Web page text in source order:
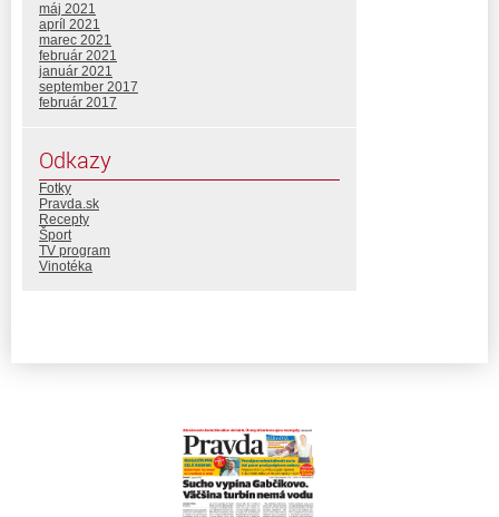
máj 2021
apríl 2021
marec 2021
február 2021
január 2021
september 2017
február 2017
Odkazy
Fotky
Pravda.sk
Recepty
Šport
TV program
Vinotéka